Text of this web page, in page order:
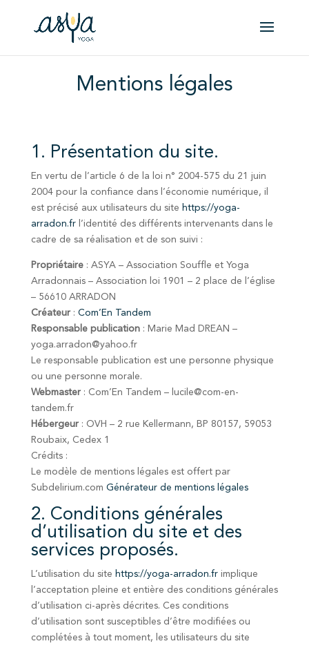
Mentions légales
1. Présentation du site.
En vertu de l’article 6 de la loi n° 2004-575 du 21 juin
2004 pour la confiance dans l’économie numérique, il
est précisé aux utilisateurs du site https://yoga-
arradon.frl’identité des différents intervenants dans le
cadre de sa réalisation et de son suivi :
Propriétaire: ASYA – Association Souffle et Yoga
Arradonnais – Association loi 1901 – 2 place de l’église
– 56610 ARRADON
Créateur: Com’En Tandem
Responsable publication: Marie Mad DREAN –
yoga.arradon@yahoo.fr
Le responsable publication est une personne physique
ou une personne morale.
Webmaster: Com’En Tandem – lucile@com-en-
tandem.fr
Hébergeur: OVH – 2 rue Kellermann, BP 80157, 59053
Roubaix, Cedex 1
Crédits :
Le modèle de mentions légales est offert par
Subdelirium.com Générateur de mentions légales
2. Conditions générales
d’utilisation du site et des
services proposés.
L’utilisation du site https://yoga-arradon.frimplique
l’acceptation pleine et entière des conditions générales
d’utilisation ci-après décrites. Ces conditions
d’utilisation sont susceptibles d’être modifiées ou
complétées à tout moment, les utilisateurs du site